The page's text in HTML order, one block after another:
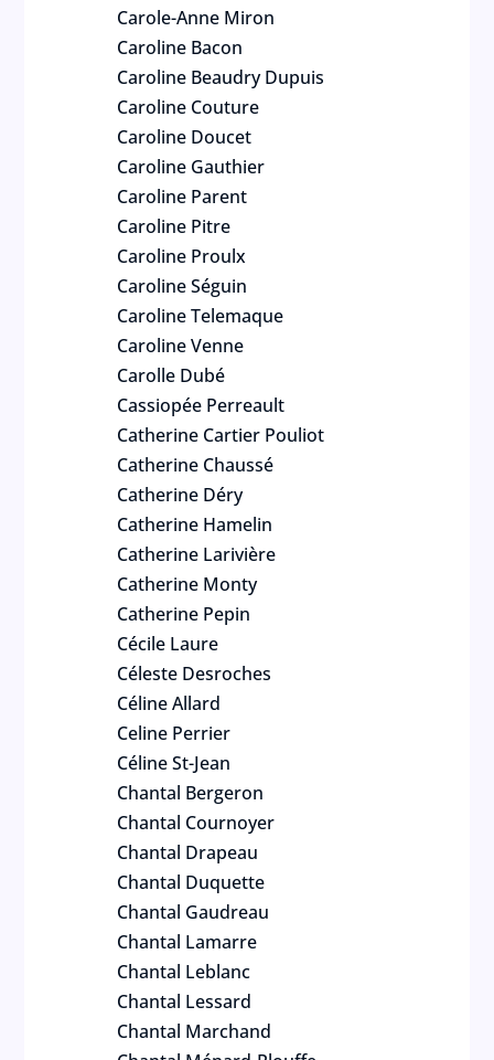
Carole-Anne Miron
Caroline Bacon
Caroline Beaudry Dupuis
Caroline Couture
Caroline Doucet
Caroline Gauthier
Caroline Parent
Caroline Pitre
Caroline Proulx
Caroline Séguin
Caroline Telemaque
Caroline Venne
Carolle Dubé
Cassiopée Perreault
Catherine Cartier Pouliot
Catherine Chaussé
Catherine Déry
Catherine Hamelin
Catherine Larivière
Catherine Monty
Catherine Pepin
Cécile Laure
Céleste Desroches
Céline Allard
Celine Perrier
Céline St-Jean
Chantal Bergeron
Chantal Cournoyer
Chantal Drapeau
Chantal Duquette
Chantal Gaudreau
Chantal Lamarre
Chantal Leblanc
Chantal Lessard
Chantal Marchand